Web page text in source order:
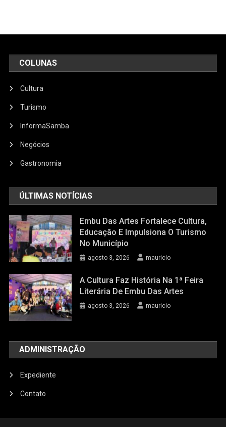
COLUNAS
Cultura
Turismo
InformaSamba
Negócios
Gastronomia
ÚLTIMAS NOTÍCIAS
Embu Das Artes Fortalece Cultura,
Educação E Impulsiona O Turismo
No Município
agosto 3, 2026 mauricio
A Cultura Faz História Na 1ª Feira
Literária De Embu Das Artes
agosto 3, 2026 mauricio
ADMINISTRAÇÃO
Expediente
Contato